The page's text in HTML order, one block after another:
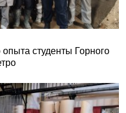
студенты Горного